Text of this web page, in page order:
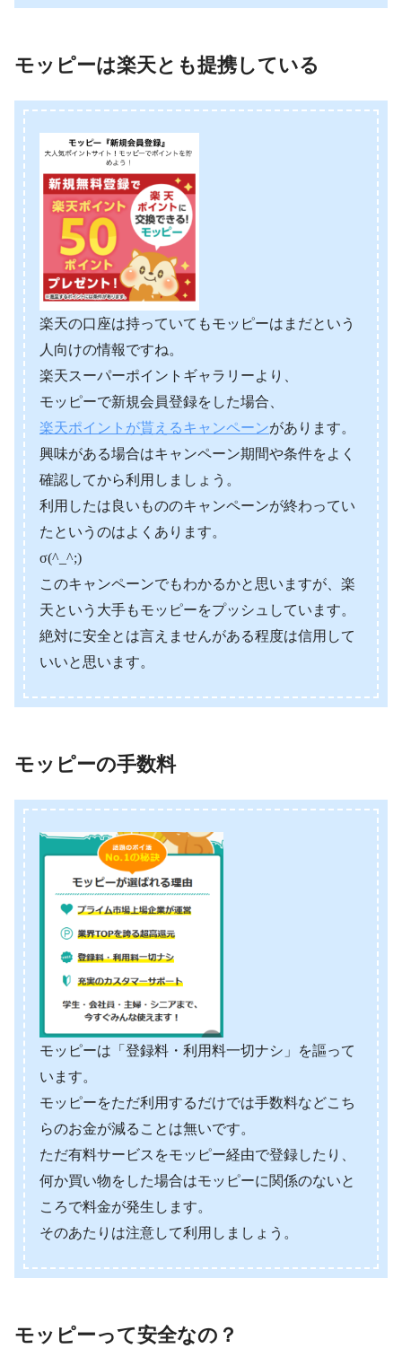
モッピーは楽天とも提携している
楽天の口座は持っていてもモッピーはまだという
人向けの情報ですね。
楽天スーパーポイントギャラリーより、
モッピーで新規会員登録をした場合、
楽天ポイントが貰えるキャンペーンがあります。
興味がある場合はキャンペーン期間や条件をよく
確認してから利用しましょう。
利用したは良いもののキャンペーンが終わってい
たというのはよくあります。
σ(^_^;)
このキャンペーンでもわかるかと思いますが、楽
天という大手もモッピーをプッシュしています。
絶対に安全とは言えませんがある程度は信用して
いいと思います。
モッピーの手数料
モッピーは「登録料・利用料一切ナシ」を謳って
います。
モッピーをただ利用するだけでは手数料などこち
らのお金が減ることは無いです。
ただ有料サービスをモッピー経由で登録したり、
何か買い物をした場合はモッピーに関係のないと
ころで料金が発生します。
そのあたりは注意して利用しましょう。
モッピーって安全なの？